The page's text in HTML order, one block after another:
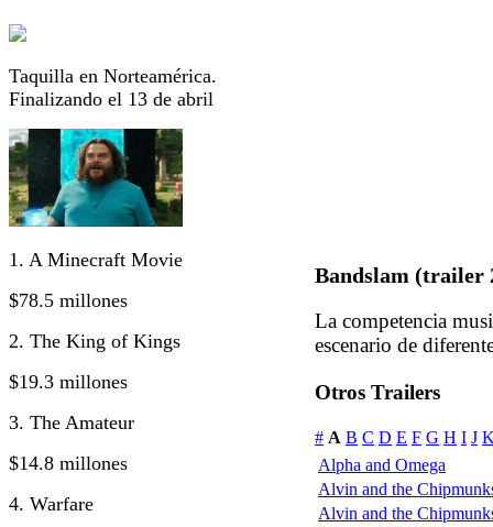
Taquilla en Norteamérica.
Finalizando el 13 de abril
1. A Minecraft Movie
$78.5 millones
2. The King of Kings
$19.3 millones
3. The Amateur
$14.8 millones
4. Warfare
Bandslam (trailer
La competencia
escenario de
Otros Trailers
# A B C D E F G H I J
Alpha and Omega
Alvin and the
Alvin and the